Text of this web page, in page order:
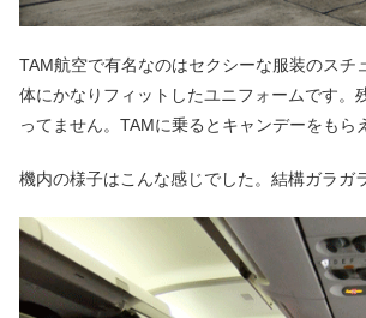
TAM航空で有名なのはセクシーな服装のスチ
体にかなりフィットしたユニフォームです。
ってません。TAMに乗るとキャンデーをもら
機内の様子はこんな感じでした。結構ガラガラ